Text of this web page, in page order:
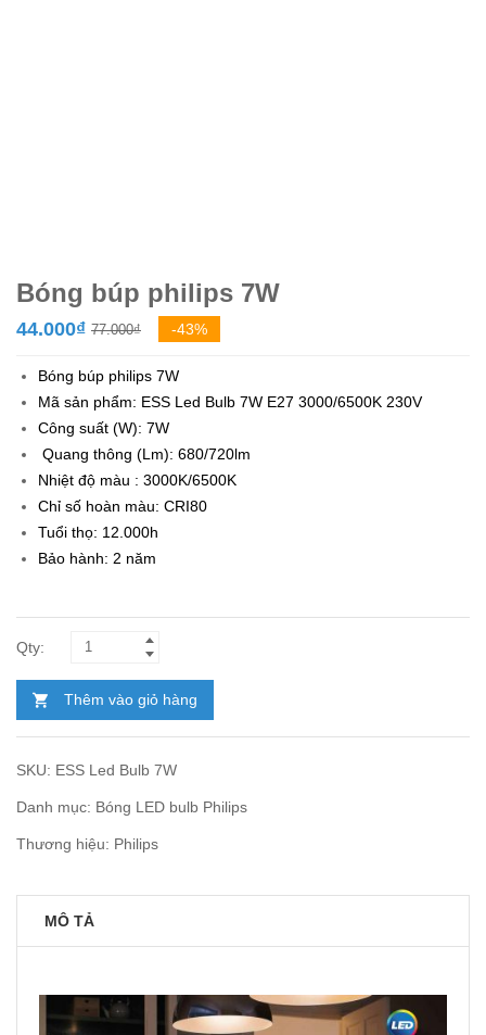
Bóng búp philips 7W
77.000₫Giá
là:
77.000₫.
44.000₫
Giá
tại
là:
44.000₫.
-43%
Bóng búp philips 7W
Mã sản phẩm: ESS Led Bulb 7W E27 3000/6500K 230V
Công suất (W): 7W
Quang thông (Lm): 680/720lm
Nhiệt độ màu : 3000K/6500K
Chỉ số hoàn màu: CRI80
Tuổi thọ: 12.000h
Bảo hành: 2 năm
Thêm vào giỏ hàng
SKU: ESS Led Bulb 7W
Danh mục: Bóng LED bulb Philips
Thương hiệu: Philips
MÔ TẢ